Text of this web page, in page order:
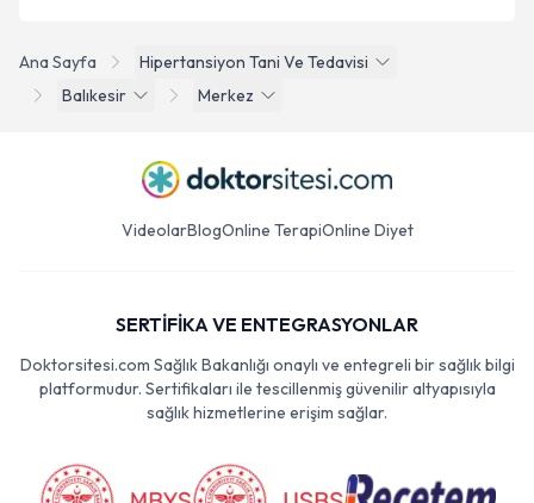
Ana Sayfa
Hipertansiyon Tani Ve Tedavisi
Balıkesir
Merkez
VideolarBlogOnline TerapiOnline Diyet
SERTİFİKA VE ENTEGRASYONLAR
Doktorsitesi.com Sağlık Bakanlığı onaylı ve entegreli bir sağlık bilgi
platformudur. Sertifikaları ile tescillenmiş güvenilir altyapısıyla
sağlık hizmetlerine erişim sağlar.